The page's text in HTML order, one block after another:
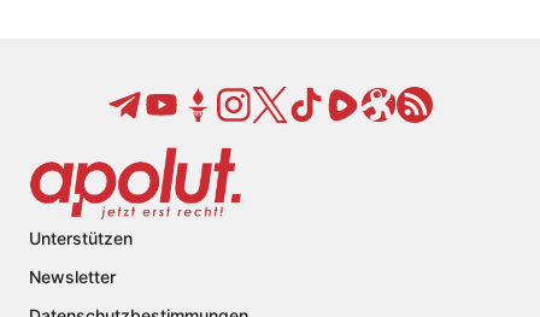
Unterstützen
Newsletter